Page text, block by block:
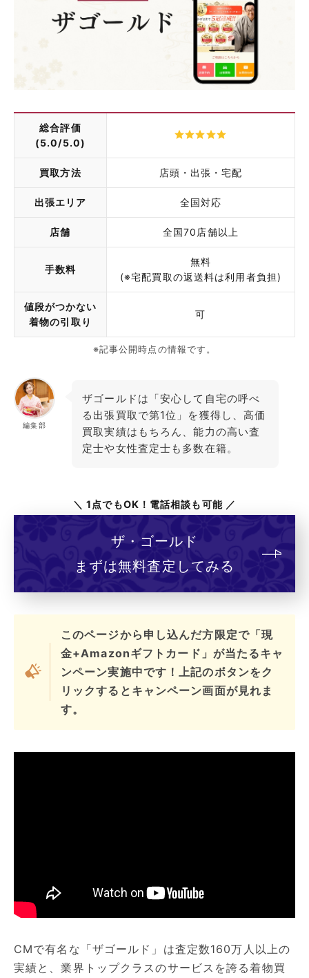
総合評価
(5.0/5.0)
買取方法 店頭・出張・宅配
出張エリア 全国対応
店舗 全国70店舗以上
手数料
無料
(※宅配買取の返送料は利用者負担)
値段がつかない
着物の引取り
可
※記事公開時点の情報です。
編集部
ザゴールドは「安心して自宅の呼べ
る出張買取で第1位」を獲得し、高価
買取実績はもちろん、能力の高い査
定士や女性査定士も多数在籍。
＼ 1点でもOK！電話相談も可能 ／
ザ・ゴールド
まずは無料査定してみる
このページから申し込んだ方限定で「現
金+Amazonギフトカード」が当たるキャ
ンペーン実施中です！上記のボタンをク
リックするとキャンペーン画面が見れま
す。
CMで有名な「ザゴールド」は査定数160万人以上の
実績と、業界トップクラスのサービスを誇る着物買